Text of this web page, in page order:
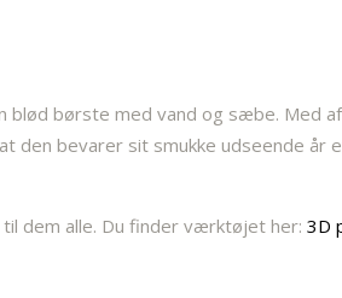
børste med vand og sæbe. Med
den bevarer sit smukke udseende år
dem alle. Du finder værktøjet her: 3D